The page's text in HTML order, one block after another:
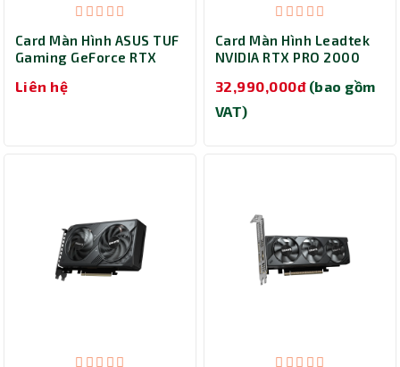
Card Màn Hình ASUS TUF
Gaming GeForce RTX
(TUF-RTX5060-O8G-
Liên hệ
Card Màn Hình Leadtek
NVIDIA RTX PRO 2000
32,990,000đ (bao gồm
VAT)